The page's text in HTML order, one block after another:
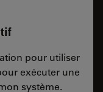
pour utiliser
exécuter une
système.